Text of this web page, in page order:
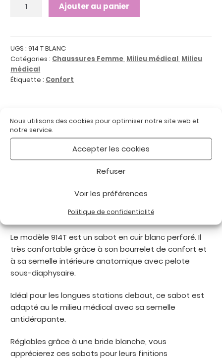
Nous utilisons des cookies pour optimiser notre site web et
notre service.
Accepter les cookies
Refuser
Voir les préférences
Politique de confidentialité
BLANC
:
Sabots
infirmières
Ajouter au panier
UGS :914 T BLANC
Catégories : Chaussures Femme, Milieu médical, Milieu
médical
Étiquette : Confort
Description
Informations complémentaires
Description
Le modèle 914T est un sabot en cuir blanc perforé. Il
très confortable grâce à son bourrelet de confort et
à sa semelle intérieure anatomique avec pelote
sous-diaphysaire.
Idéal pour les longues stations debout, ce sabot est
adapté au le milieu médical avec sa semelle
antidérapante.
Réglables grâce à une bride blanche, vous
apprécierez ces sabots pour leurs finitions